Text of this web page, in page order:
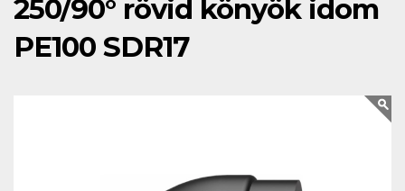
250/90° rövid könyök idom
PE100 SDR17